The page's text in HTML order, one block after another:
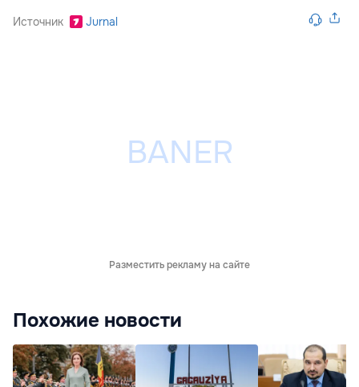
Источник Jurnal
Разместить рекламу на сайте
Похожие новости